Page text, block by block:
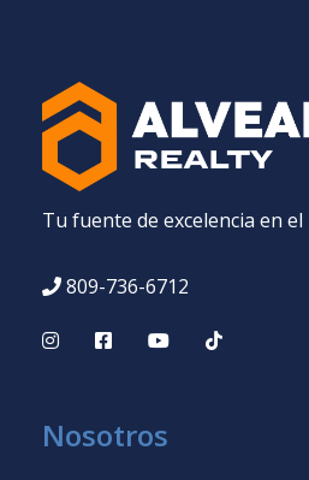
Tu fuente de excelencia en
809-736-6712
Nosotros